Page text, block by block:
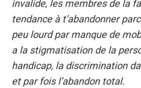
invalide, les membres de la
tendance à t’abandonner
peu lourd par manque de
a la stigmatisation de la
handicap, la discrimination
et par fois l’abandon total.